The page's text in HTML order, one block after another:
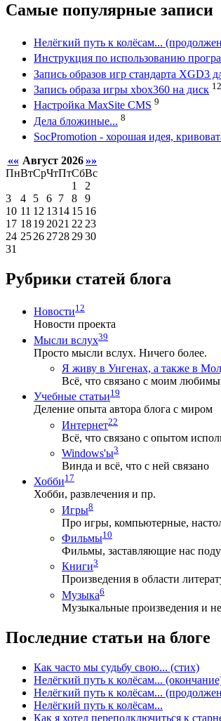
Самые популярные записи
Нелёгкий путь к колёсам...
Инструкция по использованию
Запись образов игр стандарта XGD3
Запись образа игры xbox360 на диск 12
Настройка MaxSite CMS 9
Дела бложиные... 8
SocPromotion - хорошая идея,
«« Август 2026 »»
ПнВтСрЧтПтСбВс
1
2
3
4 5 6 7 8
9
10 11 12 1314 15 16
17 1819 2021 22 23
24 2526 2728 2930
31
Рубрики статей блога
Новости12
Новости проекта
Мысли вслух39
Просто мысли вслух. Ничего более.
Я живу в Унгенах, а также в
Всё, что связано с моим
Учебные статьи19
Деление опыта автора блога с миром
Интернет22
Всё, что связано с опытом
Windows'ы3
Винда и всё, что с ней связано
Хобби17
Хобби, развлечения и пр.
Игры8
Про игры, компьютерные,
Фильмы10
Фильмы, заставляющие нас
Книги3
Произведения в области
Музыка6
Музыкальные произведения и
Последние статьи на блоге
Как часто мы судьбу свою... (стих)
Нелёгкий путь к колёсам...
Нелёгкий путь к колёсам...
Нелёгкий путь к колёсам...
Как я хотел переподключиться к